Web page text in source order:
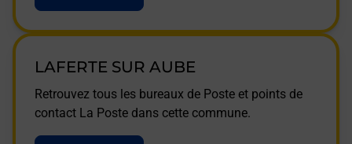
LAFERTE SUR AUBE
Retrouvez tous les bureaux de Poste et points de
contact La Poste dans cette commune.